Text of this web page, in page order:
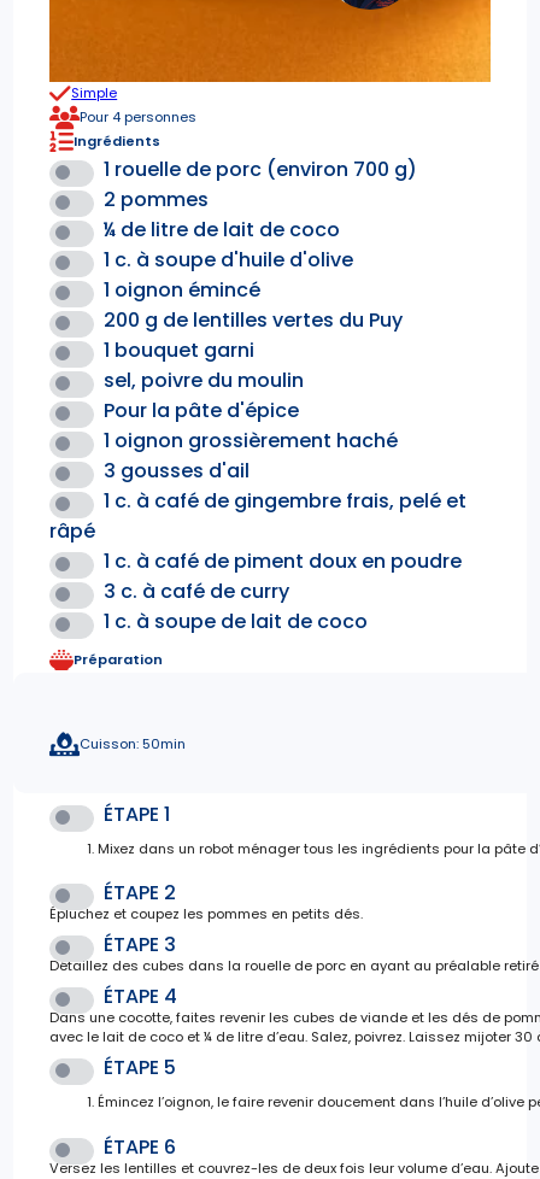
Simple
Pour 4 personnes
Ingrédients
1 rouelle de porc (environ 700 g)
2 pommes
¼ de litre de lait de coco
1 c. à soupe d'huile d'olive
1 oignon émincé
200 g de lentilles vertes du Puy
1 bouquet garni
sel, poivre du moulin
Pour la pâte d'épice
1 oignon grossièrement haché
3 gousses d'ail
1 c. à café de gingembre frais, pelé et
râpé
1 c. à café de piment doux en poudre
3 c. à café de curry
1 c. à soupe de lait de coco
Préparation
Cuisson: 50min
ÉTAPE 1
Mixez dans un robot ménager tous les ingrédients pour la pâte
ÉTAPE 2
Épluchez et coupez les pommes en petits dés.
ÉTAPE 3
Détaillez des cubes dans la rouelle de porc en ayant au préalable retiré
ÉTAPE 4
Dans une cocotte, faites revenir les cubes de viande et les dés de
avec le lait de coco et ¼ de litre d’eau. Salez, poivrez. Laissez mijoter
ÉTAPE 5
Émincez l’oignon, le faire revenir doucement dans l’huile d’olive
ÉTAPE 6
Versez les lentilles et couvrez-les de deux fois leur volume d’eau.